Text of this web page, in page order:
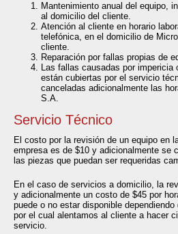
Mantenimiento anual del equipo,
al domicilio del cliente.
Atención al cliente en horario
telefónica, en el domicilio de
cliente.
Reparación por fallas propias de
Las fallas causadas por
están cubiertas por el servicio
canceladas adicionalmente las
S.A.
Servicio Técnico
El costo por la revisión de un equipo en
empresa es de $10 y adicionalmente se
las piezas que puedan ser requeridas
En el caso de servicios a domicilio, la
y adicionalmente un costo de $45 por
puede o no estar disponible
por el cual alentamos al cliente a hacer
servicio.